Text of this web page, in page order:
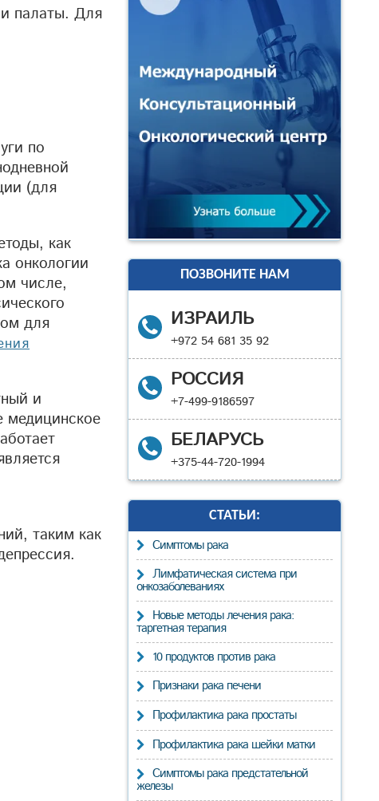
палаты. Для
по
(для
как
онкологии
числе,
для
и
медицинское
таким как
ПОЗВОНИТЕ НАМ
ИЗРАИЛЬ
+972 54 681 35 92
РОССИЯ
+7-499-9186597
БЕЛАРУСЬ
+375-44-720-1994
СТАТЬИ:
Cимптомы рака
Лимфатическая система при
онкозаболеваниях
Новые методы лечения рака:
таргетная терапия
10 продуктов против рака
Признаки рака печени
Профилактика рака простаты
Профилактика рака шейки матки
Симптомы рака предстательной
железы